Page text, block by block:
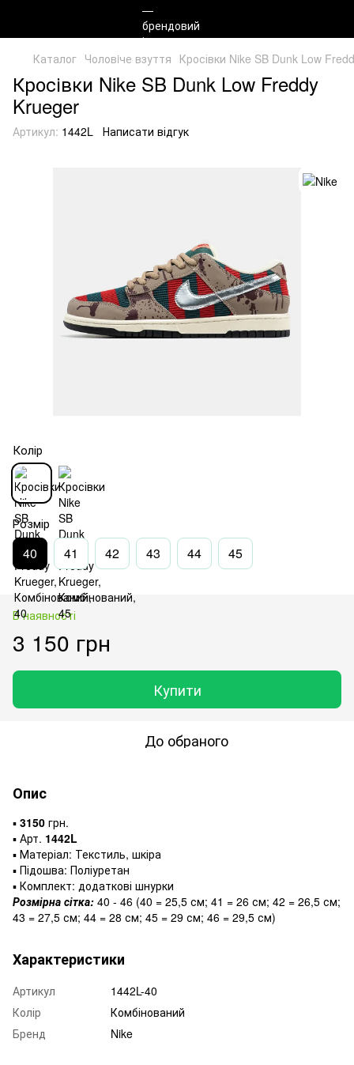
Каталог Чоловiче взуття Кросівки Nike SB Dunk Low
Кросівки Nike SB Dunk Low Freddy
Krueger
Артикул: 1442L Написати відгук
Колір
Розмір
40 41 42 43 44 45
В наявності
3 150 грн
Купити
До обраного
Опис
▪️ 3150 грн.
▪️ Арт. 1442L
▪️ Матеріал: Текстиль, шкіра
▪️ Підошва: Поліуретан
▪️ Комплект: додаткові шнурки
Розмірна сітка: 40 - 46 (40 = 25,5 см; 41 = 26 см; 42 = 26,5 см;
43 = 27,5 см; 44 = 28 см; 45 = 29 см; 46 = 29,5 см)
Характеристики
Артикул
1442L-40
Колір
Комбінований
Бренд
Nike